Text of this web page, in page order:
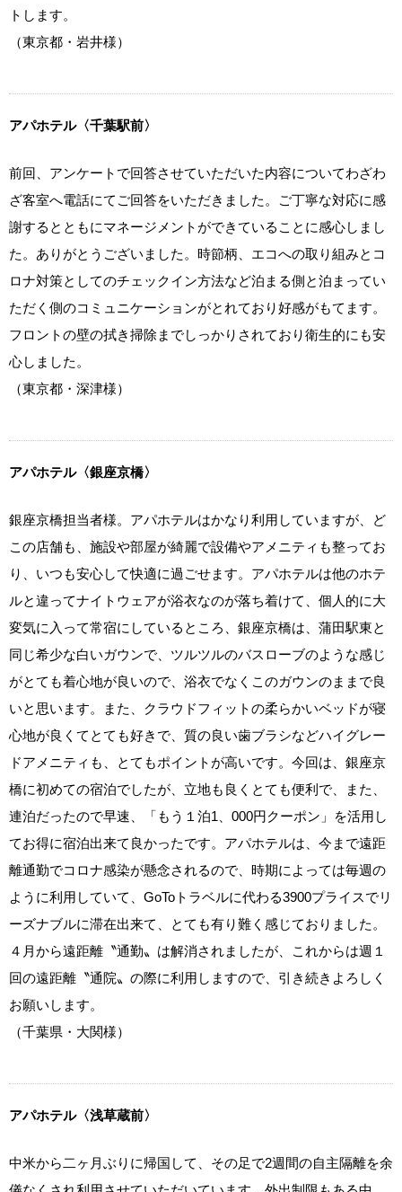
トします。
（東京都・岩井様）
アパホテル〈千葉駅前〉
前回、アンケートで回答させていただいた内容についてわざわ
ざ客室へ電話にてご回答をいただきました。ご丁寧な対応に感
謝するとともにマネージメントができていることに感心しまし
た。ありがとうございました。時節柄、エコへの取り組みとコ
ロナ対策としてのチェックイン方法など泊まる側と泊まってい
ただく側のコミュニケーションがとれており好感がもてます。
フロントの壁の拭き掃除までしっかりされており衛生的にも安
心しました。
（東京都・深津様）
アパホテル〈銀座京橋〉
銀座京橋担当者様。アパホテルはかなり利用していますが、ど
この店舗も、施設や部屋が綺麗で設備やアメニティも整ってお
り、いつも安心して快適に過ごせます。アパホテルは他のホテ
ルと違ってナイトウェアが浴衣なのが落ち着けて、個人的に大
変気に入って常宿にしているところ、銀座京橋は、蒲田駅東と
同じ希少な白いガウンで、ツルツルのバスローブのような感じ
がとても着心地が良いので、浴衣でなくこのガウンのままで良
いと思います。また、クラウドフィットの柔らかいベッドが寝
心地が良くてとても好きで、質の良い歯ブラシなどハイグレー
ドアメニティも、とてもポイントが高いです。今回は、銀座京
橋に初めての宿泊でしたが、立地も良くとても便利で、また、
連泊だったので早速、「もう１泊1、000円クーポン」を活用し
てお得に宿泊出来て良かったです。アパホテルは、今まで遠距
離通勤でコロナ感染が懸念されるので、時期によっては毎週の
ように利用していて、GoToトラベルに代わる3900プライスでリ
ーズナブルに滞在出来て、とても有り難く感じておりました。
４月から遠距離〝通勤〟は解消されましたが、これからは週１
回の遠距離〝通院〟の際に利用しますので、引き続きよろしく
お願いします。
（千葉県・大関様）
アパホテル〈浅草蔵前〉
中米から二ヶ月ぶりに帰国して、その足で2週間の自主隔離を余